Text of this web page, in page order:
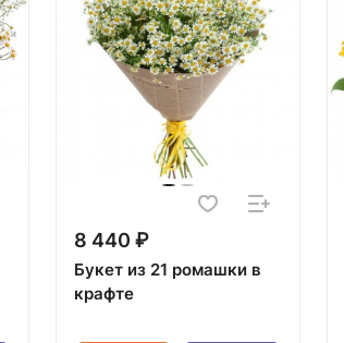
8 440 ₽
Букет из 21 ромашки в
крафте